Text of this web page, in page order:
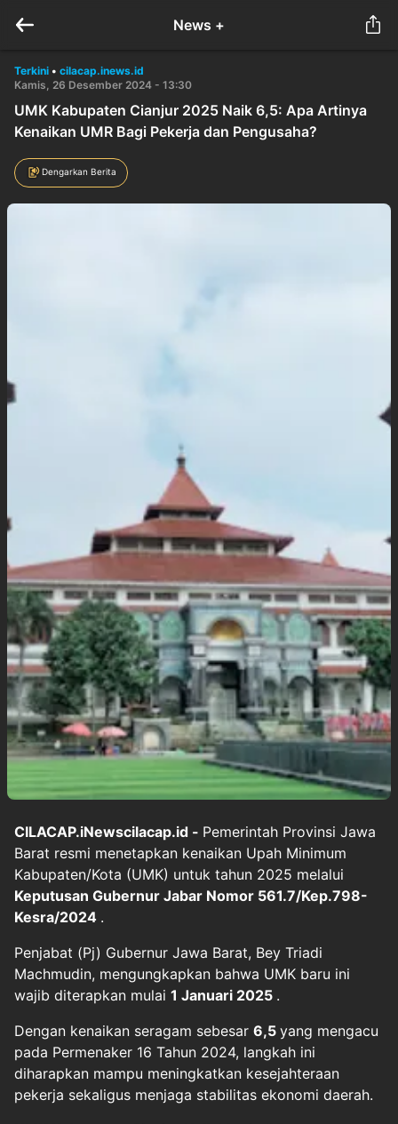
News +
Terkini • cilacap.inews.id
Kamis, 26 Desember 2024 - 13:30
UMK Kabupaten Cianjur 2025 Naik 6,5: Apa Artinya
Kenaikan UMR Bagi Pekerja dan Pengusaha?
Dengarkan Berita
CILACAP.iNewscilacap.id - Pemerintah Provinsi Jawa
Barat resmi menetapkan kenaikan Upah Minimum
Kabupaten/Kota (UMK) untuk tahun 2025 melalui
Keputusan Gubernur Jabar Nomor 561.7/Kep.798-
Kesra/2024 .
Penjabat (Pj) Gubernur Jawa Barat, Bey Triadi
Machmudin, mengungkapkan bahwa UMK baru ini
wajib diterapkan mulai 1 Januari 2025 .
Dengan kenaikan seragam sebesar 6,5 yang mengacu
pada Permenaker 16 Tahun 2024, langkah ini
diharapkan mampu meningkatkan kesejahteraan
pekerja sekaligus menjaga stabilitas ekonomi daerah.